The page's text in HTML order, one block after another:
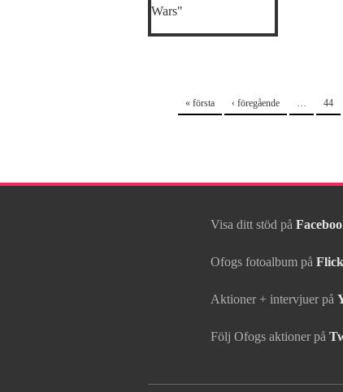
Sidor« första ‹ föregående … 44
Visa ditt stöd på
Ofogs fotoalbum på
Aktioner + intervjuer på
Följ Ofogs aktioner på